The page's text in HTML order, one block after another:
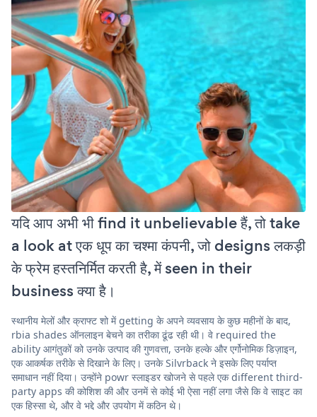
यदि आप अभी भी find it unbelievable हैं, तो take
a look at एक धूप का चश्मा कंपनी, जो designs लकड़ी
के फ्रेम हस्तनिर्मित करती है, में seen in their
business क्या है।
स्थानीय मेलों और क्राफ्ट शो में getting के अपने व्यवसाय के कुछ महीनों के बाद,
rbia shades ऑनलाइन बेचने का तरीका ढूंढ रही थी। वे required the
ability आगंतुकों को उनके उत्पाद की गुणवत्ता, उनके हल्के और एर्गोनोमिक डिज़ाइन,
एक आकर्षक तरीके से दिखाने के लिए। उनके Silvrback ने इसके लिए पर्याप्त
समाधान नहीं दिया। उन्होंने powr स्लाइडर खोजने से पहले एक different third-
party apps की कोशिश की और उनमें से कोई भी ऐसा नहीं लगा जैसे कि वे साइट का
एक हिस्सा थे, और वे भद्दे और उपयोग में कठिन थे।